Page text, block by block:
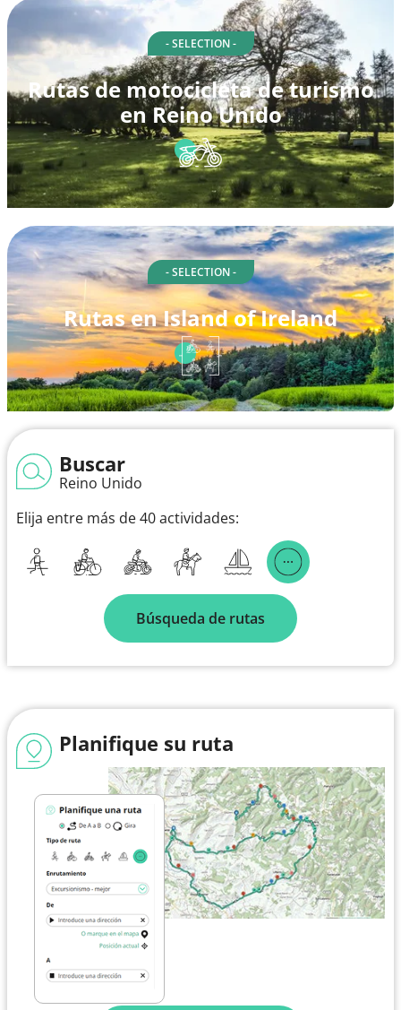
- SELECTION -
Rutas de motocicleta de turismo
en Reino Unido
- SELECTION -
Rutas en Island of Ireland
Buscar
Reino Unido
Elija entre más de 40 actividades:
Búsqueda de rutas
Planifique su ruta